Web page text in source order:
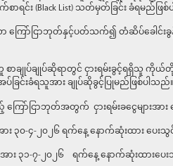
င်း (Black List) သတ်မှတ်ခြင်း ခံရမည်ဖြစ်
ာ ကြော်ငြာဘုတ်နှင့်ပတ်သက်၍ တံဆိပ်ခေါင်း
ချုပ်ချုပ်ဆိုရာတွင် ငှားရမ်းခွင့်ရရှိသူ ကိုယ်
အပ်ခြင်းခံရသူအား ချုပ်ဆိုခွင့်ပြုမည်ဖြစ်ပါသည်။
ြော်ငြာဘုတ်အတွက် ငှားရမ်းခငွေများအ
၀-၄-၂၀၂၆ ရက်နေ့ နောက်ဆုံးထား ပေးသွ
၃၁-၇-၂၀၂၆ ရက်နေ့ နောက်ဆုံးထားပေး